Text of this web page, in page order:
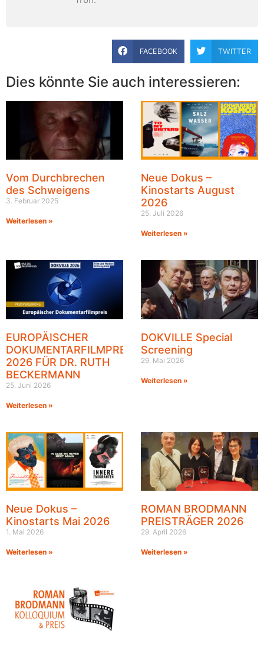
FACEBOOK TWITTER
Dies könnte Sie auch interessieren:
Vom Durchbrechen
des Schweigens
3. Februar 2025
Weiterlesen »
Neue Dokus –
Kinostarts August
2026
25. Juli 2026
Weiterlesen »
EUROPÄISCHER
DOKUMENTARFILMPREIS
2026 FÜR DR. RUTH
BECKERMANN
25. Juni 2026
Weiterlesen »
DOKVILLE Special
Screening
29. Mai 2026
Weiterlesen »
Neue Dokus –
Kinostarts Mai 2026
1. Mai 2026
Weiterlesen »
ROMAN BRODMANN
PREISTRÄGER 2026
29. April 2026
Weiterlesen »